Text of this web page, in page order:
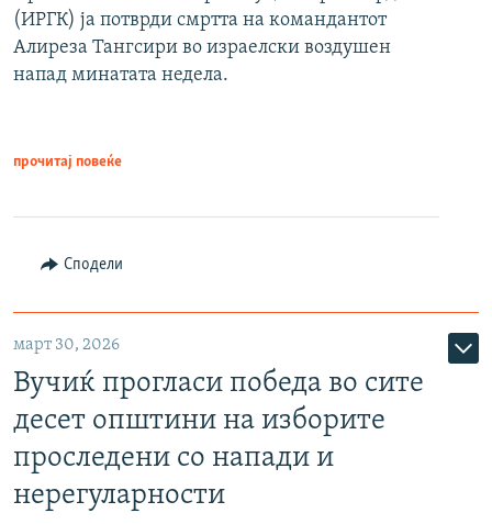
(ИРГК) ја потврди смртта на командантот
Алиреза Тангсири во израелски воздушен
напад минатата недела.
прочитај повеќе
Сподели
март 30, 2026
Вучиќ прогласи победа во сите
десет општини на изборите
проследени со напади и
нерегуларности